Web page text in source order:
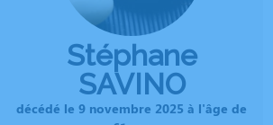
Stéphane
SAVINO
décédé le 9 novembre 2025 à l'âge de